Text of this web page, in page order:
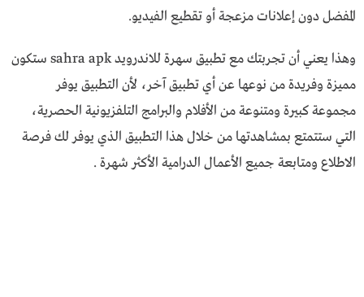
المفضل دون إعلانات مزعجة أو تقطيع الفيديو.
وهذا يعني أن تجربتك مع تطبيق سهرة للاندرويد sahra apk ستكون
مميزة وفريدة من نوعها عن أي تطبيق آخر، لأن التطبيق يوفر
مجموعة كبيرة ومتنوعة من الأفلام والبرامج التلفزيونية الحصرية،
التي ستتمتع بمشاهدتها من خلال هذا التطبيق الذي يوفر لك فرصة
الاطلاع ومتابعة جميع الأعمال الدرامية الأكثر شهرة .